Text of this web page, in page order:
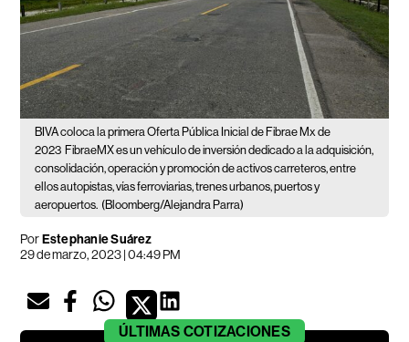
BIVA coloca la primera Oferta Pública Inicial de Fibrae Mx de
2023 FibraeMX es un vehículo de inversión dedicado a la adquisición,
consolidación, operación y promoción de activos carreteros, entre
ellos autopistas, vías ferroviarias, trenes urbanos, puertos y
aeropuertos. (Bloomberg/Alejandra Parra)
PorEstephanie Suárez
29 de marzo, 2023 | 04:49 PM
ÚLTIMAS COTIZACIONES